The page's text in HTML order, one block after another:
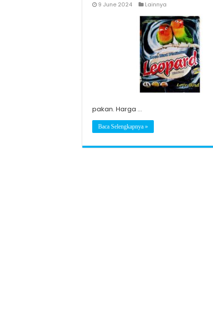
9 June 2024 Lainnya
pakan. Harga …
Baca Selengkapnya »